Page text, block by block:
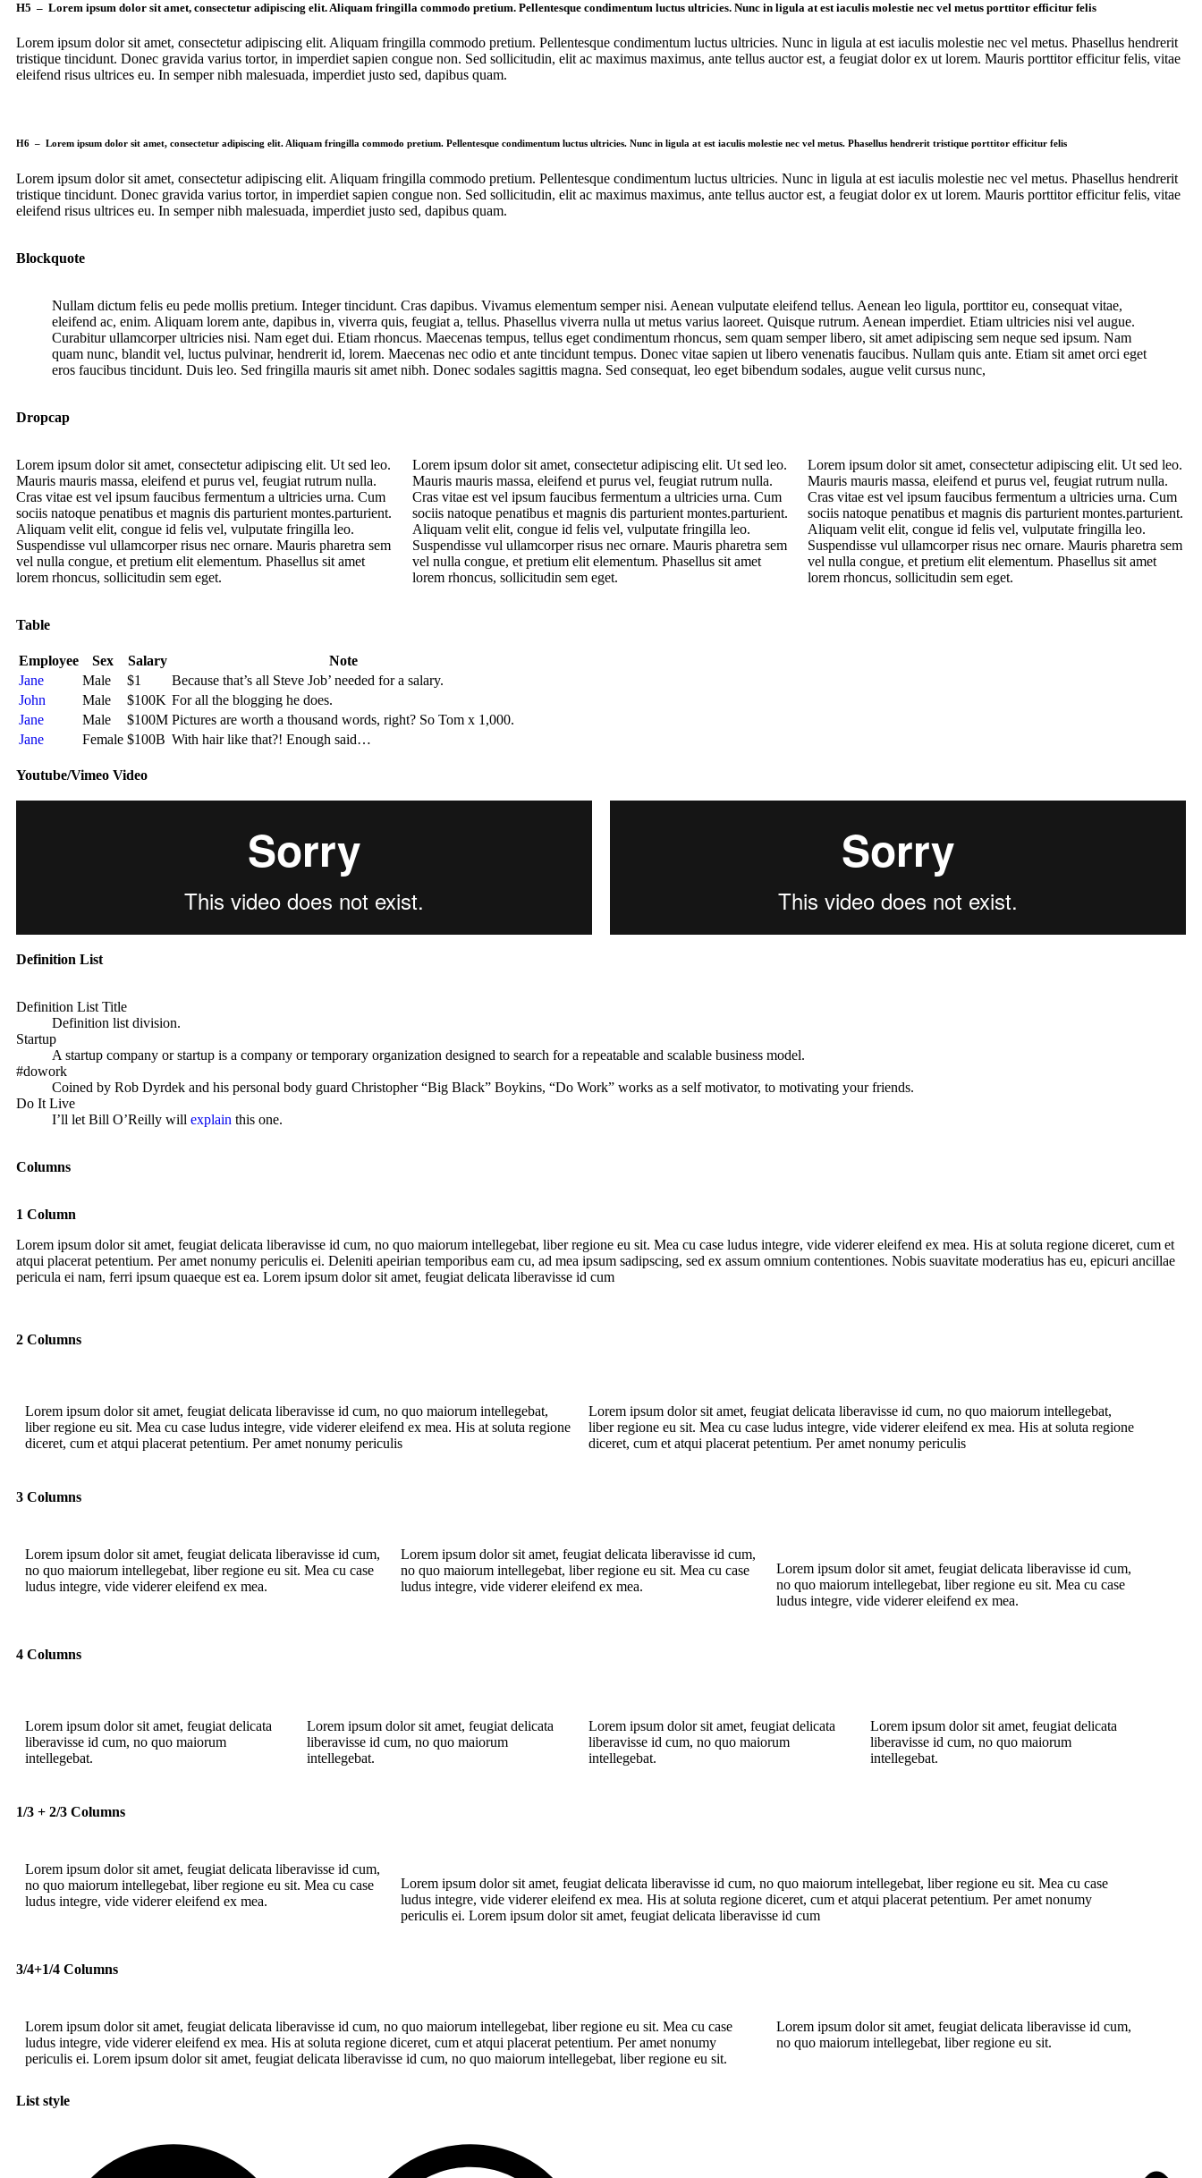
H5 – Lorem ipsum dolor sit amet, consectetur adipiscing elit. Aliquam fringilla commodo pretium. Pellentesque condimentum luctus ultricies. Nunc in ligula at est iaculis molestie nec vel metus porttitor efficitur felis
Lorem ipsum dolor sit amet, consectetur adipiscing elit. Aliquam fringilla commodo pretium. Pellentesque condimentum luctus ultricies. Nunc in ligula at est iaculis molestie nec vel metus. Phasellus hendrerit
tristique tincidunt. Donec gravida varius tortor, in imperdiet sapien congue non. Sed sollicitudin, elit ac maximus maximus, ante tellus auctor est, a feugiat dolor ex ut lorem. Mauris porttitor efficitur felis, vitae
eleifend risus ultrices eu. In semper nibh malesuada, imperdiet justo sed, dapibus quam.
H6 – Lorem ipsum dolor sit amet, consectetur adipiscing elit. Aliquam fringilla commodo pretium. Pellentesque condimentum luctus ultricies. Nunc in ligula at est iaculis molestie nec vel metus. Phasellus hendrerit tristique porttitor efficitur felis
Lorem ipsum dolor sit amet, consectetur adipiscing elit. Aliquam fringilla commodo pretium. Pellentesque condimentum luctus ultricies. Nunc in ligula at est iaculis molestie nec vel metus. Phasellus hendrerit
tristique tincidunt. Donec gravida varius tortor, in imperdiet sapien congue non. Sed sollicitudin, elit ac maximus maximus, ante tellus auctor est, a feugiat dolor ex ut lorem. Mauris porttitor efficitur felis, vitae
eleifend risus ultrices eu. In semper nibh malesuada, imperdiet justo sed, dapibus quam.
Blockquote
Nullam dictum felis eu pede mollis pretium. Integer tincidunt. Cras dapibus. Vivamus elementum semper nisi. Aenean vulputate eleifend tellus. Aenean leo ligula, porttitor eu, consequat vitae,
eleifend ac, enim. Aliquam lorem ante, dapibus in, viverra quis, feugiat a, tellus. Phasellus viverra nulla ut metus varius laoreet. Quisque rutrum. Aenean imperdiet. Etiam ultricies nisi vel augue.
Curabitur ullamcorper ultricies nisi. Nam eget dui. Etiam rhoncus. Maecenas tempus, tellus eget condimentum rhoncus, sem quam semper libero, sit amet adipiscing sem neque sed ipsum. Nam
quam nunc, blandit vel, luctus pulvinar, hendrerit id, lorem. Maecenas nec odio et ante tincidunt tempus. Donec vitae sapien ut libero venenatis faucibus. Nullam quis ante. Etiam sit amet orci eget
eros faucibus tincidunt. Duis leo. Sed fringilla mauris sit amet nibh. Donec sodales sagittis magna. Sed consequat, leo eget bibendum sodales, augue velit cursus nunc,
Dropcap
Lorem ipsum dolor sit amet, consectetur adipiscing elit. Ut sed leo.
Mauris mauris massa, eleifend et purus vel, feugiat rutrum nulla.
Cras vitae est vel ipsum faucibus fermentum a ultricies urna. Cum
sociis natoque penatibus et magnis dis parturient montes.parturient.
Aliquam velit elit, congue id felis vel, vulputate fringilla leo.
Suspendisse vul ullamcorper risus nec ornare. Mauris pharetra sem
vel nulla congue, et pretium elit elementum. Phasellus sit amet
lorem rhoncus, sollicitudin sem eget.
Lorem ipsum dolor sit amet, consectetur adipiscing elit. Ut sed leo.
Mauris mauris massa, eleifend et purus vel, feugiat rutrum nulla.
Cras vitae est vel ipsum faucibus fermentum a ultricies urna. Cum
sociis natoque penatibus et magnis dis parturient montes.parturient.
Aliquam velit elit, congue id felis vel, vulputate fringilla leo.
Suspendisse vul ullamcorper risus nec ornare. Mauris pharetra sem
vel nulla congue, et pretium elit elementum. Phasellus sit amet
lorem rhoncus, sollicitudin sem eget.
Lorem ipsum dolor sit amet, consectetur adipiscing elit. Ut sed leo.
Mauris mauris massa, eleifend et purus vel, feugiat rutrum nulla.
Cras vitae est vel ipsum faucibus fermentum a ultricies urna. Cum
sociis natoque penatibus et magnis dis parturient montes.parturient.
Aliquam velit elit, congue id felis vel, vulputate fringilla leo.
Suspendisse vul ullamcorper risus nec ornare. Mauris pharetra sem
vel nulla congue, et pretium elit elementum. Phasellus sit amet
lorem rhoncus, sollicitudin sem eget.
Table
Employee Sex Salary
Note
Jane
Male $1
Because that’s all Steve Job’ needed for a salary.
John
Male $100K For all the blogging he does.
Jane
Male $100M Pictures are worth a thousand words, right? So Tom x 1,000.
Jane
Female $100B With hair like that?! Enough said…
Youtube/Vimeo Video
Definition List
Definition List Title
Definition list division.
Startup
A startup company or startup is a company or temporary organization designed to search for a repeatable and scalable business model.
#dowork
Coined by Rob Dyrdek and his personal body guard Christopher “Big Black” Boykins, “Do Work” works as a self motivator, to motivating your friends.
Do It Live
I’ll let Bill O’Reilly will explain this one.
Columns
1 Column
Lorem ipsum dolor sit amet, feugiat delicata liberavisse id cum, no quo maiorum intellegebat, liber regione eu sit. Mea cu case ludus integre, vide viderer eleifend ex mea. His at soluta regione diceret, cum et
atqui placerat petentium. Per amet nonumy periculis ei. Deleniti apeirian temporibus eam cu, ad mea ipsum sadipscing, sed ex assum omnium contentiones. Nobis suavitate moderatius has eu, epicuri ancillae
pericula ei nam, ferri ipsum quaeque est ea. Lorem ipsum dolor sit amet, feugiat delicata liberavisse id cum
2 Columns
Lorem ipsum dolor sit amet, feugiat delicata liberavisse id cum, no quo maiorum intellegebat,
liber regione eu sit. Mea cu case ludus integre, vide viderer eleifend ex mea. His at soluta regione
diceret, cum et atqui placerat petentium. Per amet nonumy periculis
Lorem ipsum dolor sit amet, feugiat delicata liberavisse id cum, no quo maiorum intellegebat,
liber regione eu sit. Mea cu case ludus integre, vide viderer eleifend ex mea. His at soluta regione
diceret, cum et atqui placerat petentium. Per amet nonumy periculis
3 Columns
Lorem ipsum dolor sit amet, feugiat delicata liberavisse id cum,
no quo maiorum intellegebat, liber regione eu sit. Mea cu case
ludus integre, vide viderer eleifend ex mea.
Lorem ipsum dolor sit amet, feugiat delicata liberavisse id cum,
no quo maiorum intellegebat, liber regione eu sit. Mea cu case
ludus integre, vide viderer eleifend ex mea.
Lorem ipsum dolor sit amet, feugiat delicata liberavisse id cum,
no quo maiorum intellegebat, liber regione eu sit. Mea cu case
ludus integre, vide viderer eleifend ex mea.
4 Columns
Lorem ipsum dolor sit amet, feugiat delicata
liberavisse id cum, no quo maiorum
intellegebat.
Lorem ipsum dolor sit amet, feugiat delicata
liberavisse id cum, no quo maiorum
intellegebat.
Lorem ipsum dolor sit amet, feugiat delicata
liberavisse id cum, no quo maiorum
intellegebat.
Lorem ipsum dolor sit amet, feugiat delicata
liberavisse id cum, no quo maiorum
intellegebat.
1/3 + 2/3 Columns
Lorem ipsum dolor sit amet, feugiat delicata liberavisse id cum,
no quo maiorum intellegebat, liber regione eu sit. Mea cu case
ludus integre, vide viderer eleifend ex mea.
Lorem ipsum dolor sit amet, feugiat delicata liberavisse id cum, no quo maiorum intellegebat, liber regione eu sit. Mea cu case
ludus integre, vide viderer eleifend ex mea. His at soluta regione diceret, cum et atqui placerat petentium. Per amet nonumy
periculis ei. Lorem ipsum dolor sit amet, feugiat delicata liberavisse id cum
3/4+1/4 Columns
Lorem ipsum dolor sit amet, feugiat delicata liberavisse id cum, no quo maiorum intellegebat, liber regione eu sit. Mea cu case
ludus integre, vide viderer eleifend ex mea. His at soluta regione diceret, cum et atqui placerat petentium. Per amet nonumy
periculis ei. Lorem ipsum dolor sit amet, feugiat delicata liberavisse id cum, no quo maiorum intellegebat, liber regione eu sit.
Lorem ipsum dolor sit amet, feugiat delicata liberavisse id cum,
no quo maiorum intellegebat, liber regione eu sit.
List style